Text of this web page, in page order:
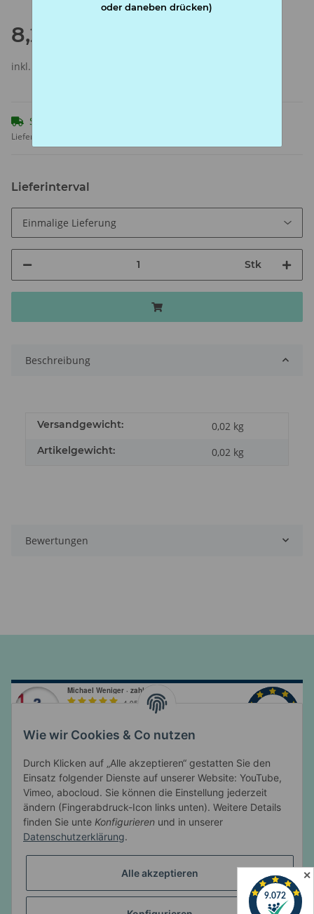
8,20 €
inkl. 20% USt. , zzgl.
Sofort verfügbar
Lieferzeit:
Lieferinterval
Stk
Beschreibung
Versandgewicht: 0,02 kg
Artikelgewicht: 0,02 kg
Bewertungen
Informationen
Gesetzliche Informationen
Wie wir Cookies & Co nutzen
Durch Klicken auf „Alle akzeptieren“ gestatten Sie den
Einsatz folgender Dienste auf unserer Website: YouTube,
Vimeo, abocloud. Sie können die Einstellung jederzeit
ändern (Fingerabdruck-Icon links unten). Weitere Details
finden Sie unte Konfigurieren und in unserer
Datenschutzerklärung.
Alle akzeptieren
oder daneben drücken)
✕